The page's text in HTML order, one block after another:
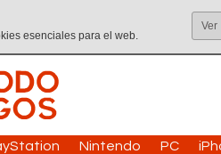
esenciales para el web.
Ver
Nintendo PC